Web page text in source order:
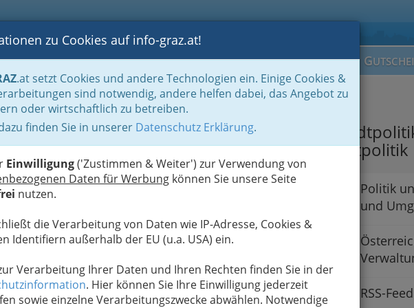
BLOGS FOTOS GASTRONOMIE BRANCHEN MEIN IG G
zu Cookies auf info-graz.at!
.at setzt Cookies und andere Technologien ein. Einige Cookies &
sind notwendig, andere helfen dabei, das Angebot zu
oder wirtschaftlich zu betreiben.
finden Sie in unserer Datenschutz Erklärung.
Einwilligung('Zustimmen & Weiter') zur Verwendung von
Daten für Werbung können Sie unsere Seite
nutzen.
die Verarbeitung von Daten wie IP-Adresse, Cookies &
Identifiern außerhalb der EU (u.a. USA) ein.
Verarbeitung Ihrer Daten und Ihren Rechten finden Sie in der
. Hier können Sie Ihre Einwilligung jederzeit
sowie einzelne Verarbeitungszwecke abwählen. Notwendige
Liebe! Fast ein
ist es, was das Internet (unter anderem) bringen
die „Sportabteilung Land Steiermark“
eine Nachricht:
extrem gut kooperieren, so, dass es beiden
Von
zur Weltpolitik
Politik
und
RSS-